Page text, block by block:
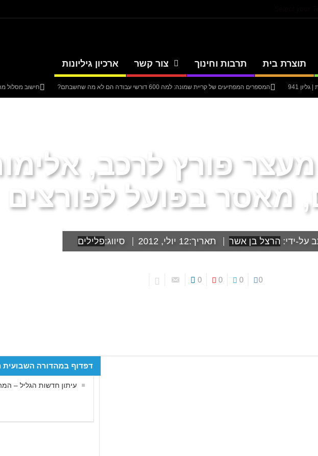
תוצרת בית תרבות וחינוך צור קשר ארכיון גיליונות
941 המספרים המפתיעים של קריית שמונה: למה 600 דורשי עבודה הם לא מה שחשבתם? חישוב מסלול
פורץ לרכב,
מאסר בפועל לפורצים
על-ידי: הרצל בן אשר תאריך:12 יולי, 2012 סיווג:פלילים
0
0
0
0
דפדוף במהדורה השבועית
עיתון חדשות הגליל –